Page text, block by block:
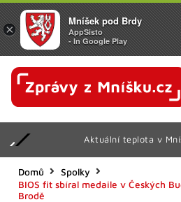
Aktuální teplota v
Domů
Spolky
BIOS fit sbíral medaile v Českých
Brodě
×
Mníšek pod Brdy
AppSisto
- In Google Play